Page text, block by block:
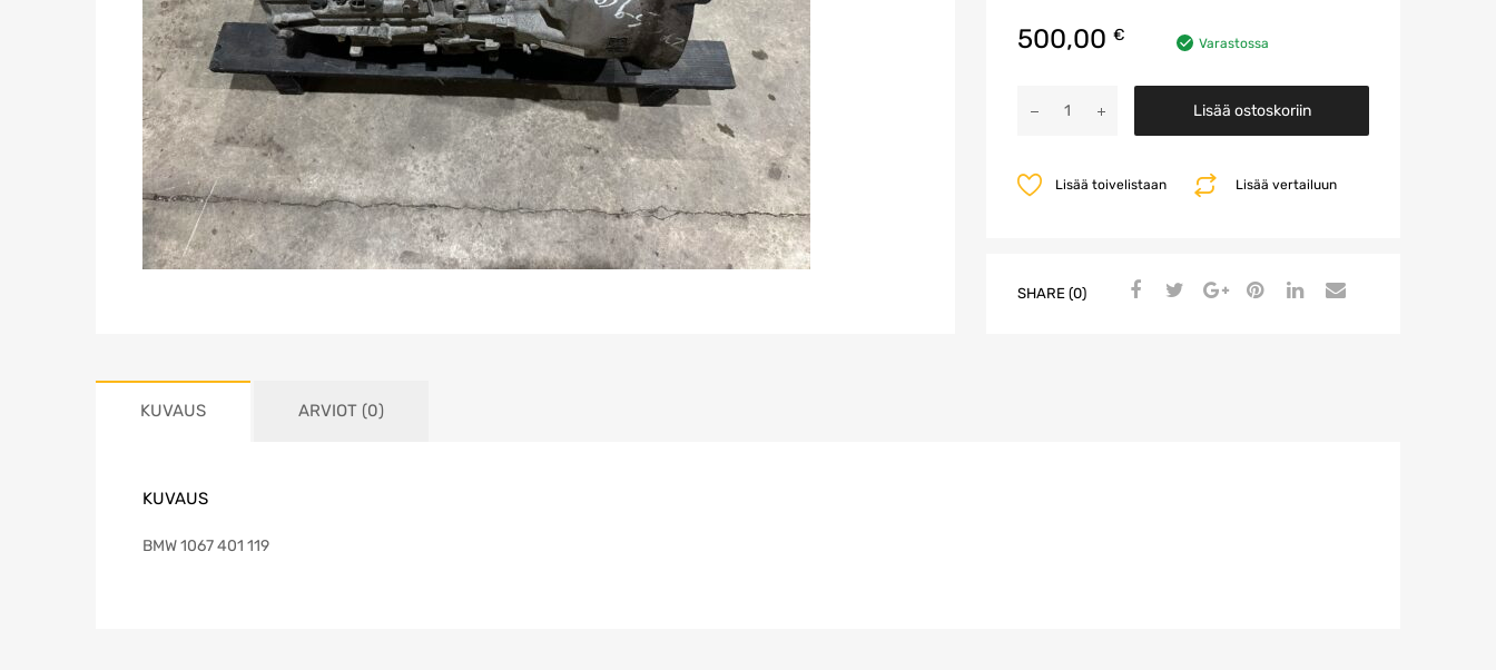
500,00 € Varastossa
määrä
Lisää ostoskoriin
Lisää vertailuun
Lisää toivelistaan
SHARE (0)
KUVAUS ARVIOT (0)
KUVAUS
BMW 1067 401 119